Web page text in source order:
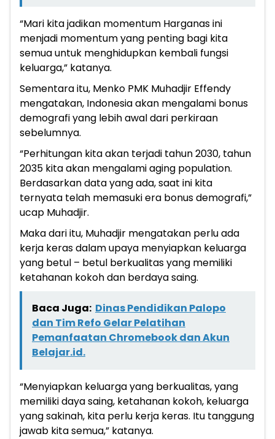
“Mari kita jadikan momentum Harganas ini
menjadi momentum yang penting bagi kita
semua untuk menghidupkan kembali fungsi
keluarga,” katanya.
Sementara itu, Menko PMK Muhadjir Effendy
mengatakan, Indonesia akan mengalami bonus
demografi yang lebih awal dari perkiraan
sebelumnya.
“Perhitungan kita akan terjadi tahun 2030, tahun
2035 kita akan mengalami aging population.
Berdasarkan data yang ada, saat ini kita
ternyata telah memasuki era bonus demografi,”
ucap Muhadjir.
Maka dari itu, Muhadjir mengatakan perlu ada
kerja keras dalam upaya menyiapkan keluarga
yang betul – betul berkualitas yang memiliki
ketahanan kokoh dan berdaya saing.
Baca Juga: Dinas Pendidikan Palopo
dan Tim Refo Gelar Pelatihan
Pemanfaatan Chromebook dan Akun
Belajar.id.
“Menyiapkan keluarga yang berkualitas, yang
memiliki daya saing, ketahanan kokoh, keluarga
yang sakinah, kita perlu kerja keras. Itu tanggung
jawab kita semua,” katanya.